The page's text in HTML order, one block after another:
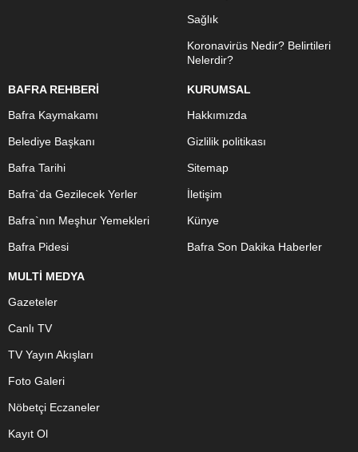
Sağlık
Koronavirüs Nedir? Belirtileri
Nelerdir?
BAFRA REHBERİ
Bafra Kaymakamı
Belediye Başkanı
Bafra Tarihi
Bafra`da Gezilecek Yerler
Bafra`nın Meşhur Yemekleri
Bafra Pidesi
KURUMSAL
Hakkımızda
Gizlilik politikası
Sitemap
İletişim
Künye
Bafra Son Dakika Haberler
MULTİ MEDYA
Gazeteler
Canlı TV
TV Yayın Akışları
Foto Galeri
Nöbetçi Eczaneler
Kayıt Ol